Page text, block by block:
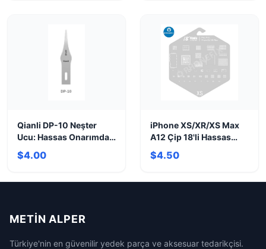
Qianli DP-10 Neşter
Ucu: Hassas Onarımda
Yeni Nesil Keskinlik
$4.00
iPhone XS/XR/XS Max
A12 Çip 18'li Hassas
Kalıp Seti
$4.50
METIN ALPER
Türkiye'nin en güvenilir yedek parça ve aksesuar tedarikçisi.